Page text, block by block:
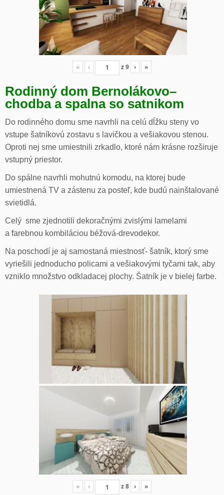
« ‹ z9 › »
Rodinný dom Bernolákovo–
chodba a spalna so satnikom
Do rodinného domu sme navrhli na celú dĺžku steny vo
vstupe šatníkovú zostavu s lavičkou a vešiakovou stenou.
Oproti nej sme umiestnili zrkadlo, ktoré nám krásne rozširuje
vstupný priestor.
Do spálne navrhli mohutnú komodu, na ktorej bude
umiestnená TV a zástenu za posteľ, kde budú nainštalované
svietidlá.
Celý sme zjednotili dekoračnými zvislými lamelami
a farebnou kombiláciou béžová-drevodekor.
Na poschodí je aj samostaná miestnosť- šatník, ktorý sme
vyriešili jednoducho policami a vešiakovými tyčami tak, aby
vzniklo množstvo odkladacej plochy. Šatník je v bielej farbe.
« ‹ z8 › »